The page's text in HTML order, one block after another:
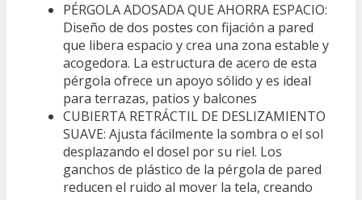
PÉRGOLA ADOSADA QUE AHORRA ESPACIO:
Diseño de dos postes con fijación a pared
que libera espacio y crea una zona estable y
acogedora. La estructura de acero de esta
pérgola ofrece un apoyo sólido y es ideal
para terrazas, patios y balcones
CUBIERTA RETRÁCTIL DE DESLIZAMIENTO
SUAVE: Ajusta fácilmente la sombra o el sol
desplazando el dosel por su riel. Los
ganchos de plástico de la pérgola de pared
reducen el ruido al mover la tela, creando